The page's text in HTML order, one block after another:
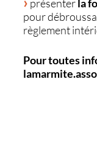
présenterla
pour
règlement
Pour toutes